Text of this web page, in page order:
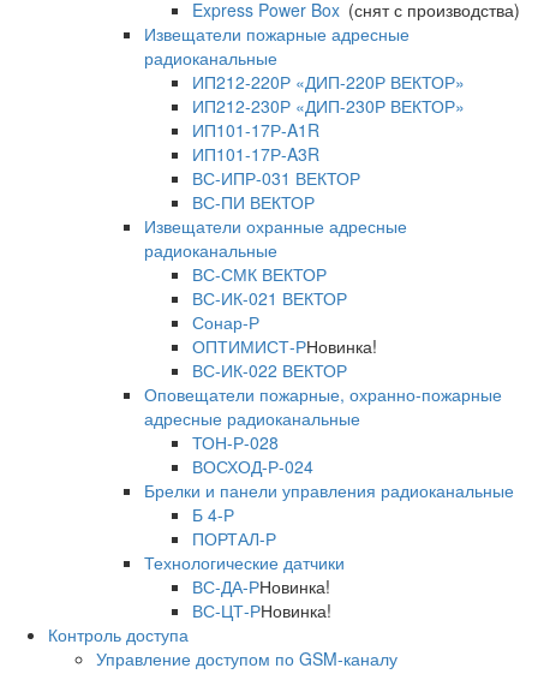
Express Power Box (снят с производства)
Извещатели пожарные адресные
радиоканальные
ИП212-220Р «ДИП-220Р ВЕКТОР»
ИП212-230Р «ДИП-230Р ВЕКТОР»
ИП101-17Р-A1R
ИП101-17Р-A3R
ВС-ИПР-031 ВЕКТОР
ВС-ПИ ВЕКТОР
Извещатели охранные адресные
радиоканальные
ВС-СМК ВЕКТОР
ВС-ИК-021 ВЕКТОР
Сонар-Р
ОПТИМИСТ-РНовинка!
ВС-ИК-022 ВЕКТОР
Оповещатели пожарные, охранно-пожарные
адресные радиоканальные
ТОН-Р-028
ВОСХОД-Р-024
Брелки и панели управления радиоканальные
Б 4-Р
ПОРТАЛ-Р
Технологические датчики
ВС-ДА-РНовинка!
ВС-ЦТ-РНовинка!
Контроль доступа
Управление доступом по GSM-каналу